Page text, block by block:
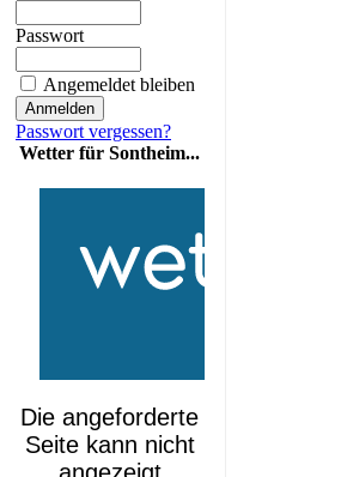
Passwort
Angemeldet bleiben
Passwort vergessen?
Wetter für Sontheim...